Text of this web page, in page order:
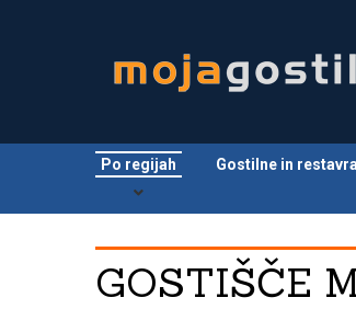
Po regijah Gostilne in
GOSTIŠČE